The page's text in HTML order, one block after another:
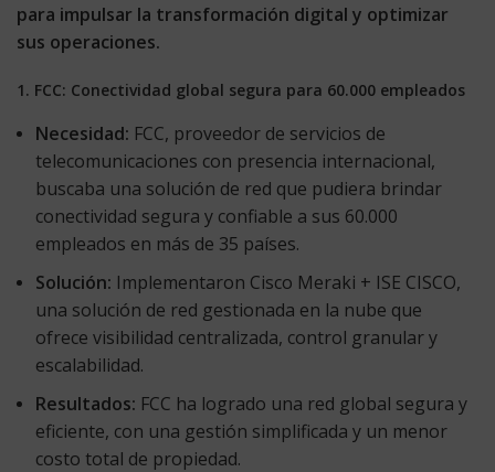
para impulsar la transformación digital y optimizar
sus operaciones.
1. FCC: Conectividad global segura para 60.000 empleados
Necesidad: FCC, proveedor de servicios de
telecomunicaciones con presencia internacional,
buscaba una solución de red que pudiera brindar
conectividad segura y confiable a sus 60.000
empleados en más de 35 países.
Solución: Implementaron Cisco Meraki + ISE CISCO,
una solución de red gestionada en la nube que
ofrece visibilidad centralizada, control granular y
escalabilidad.
Resultados: FCC ha logrado una red global segura y
eficiente, con una gestión simplificada y un menor
costo total de propiedad.